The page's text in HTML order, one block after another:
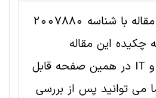
فایل انگلیسی این مقاله با شناسه 2007880
چکیده این مقاله
مهندسی کامپیوتر و IT در همین صفحه قابل
توانید پس از بررسی